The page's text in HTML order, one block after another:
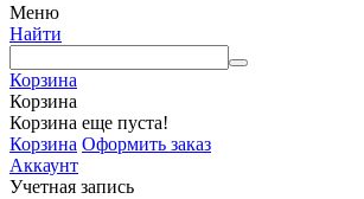
Меню
Найти
Корзина
Корзина
Корзина еще пуста!
Корзина Оформить заказ
Аккаунт
Учетная запись